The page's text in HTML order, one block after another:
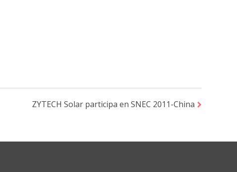
ZYTECH Solar participa en SNEC 2011-China